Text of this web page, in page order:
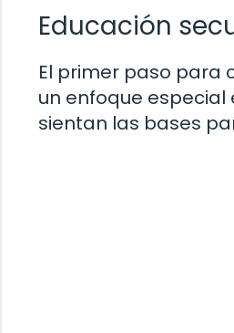
Educación
El primer paso para
un enfoque
sientan las bases